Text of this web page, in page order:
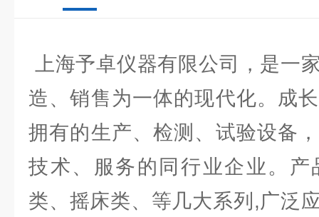
上海予卓仪器有限公司，是一
造、销售为一体的现代化。成
拥有的生产、检测、试验设备
技术、服务的同行业企业。产
类、摇床类、等几大系列,广泛